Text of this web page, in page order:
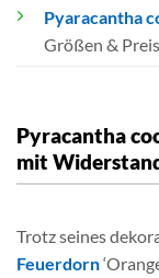
Pyaracantha
Größen &
Pyracantha
mit
Trotz seines
Feuerdorn